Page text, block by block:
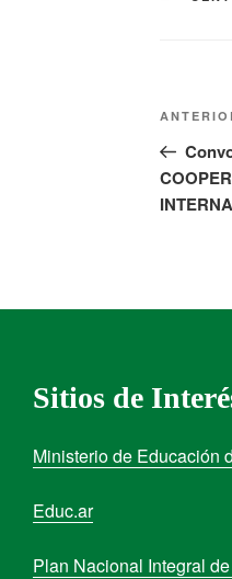
Sitios de
Ministerio de Educación
Educ.ar
Plan Nacional Integral